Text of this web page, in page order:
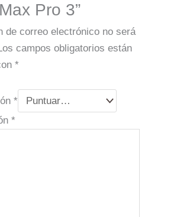
Pro 3”
de correo electrónico no será
campos obligatorios están
*
*
*